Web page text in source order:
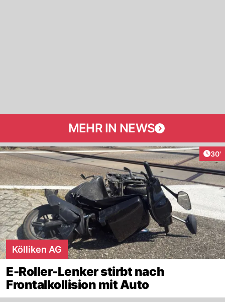
MEHR IN NEWS
30'
Kölliken AG
E-Roller-Lenker stirbt nach
Frontalkollision mit Auto